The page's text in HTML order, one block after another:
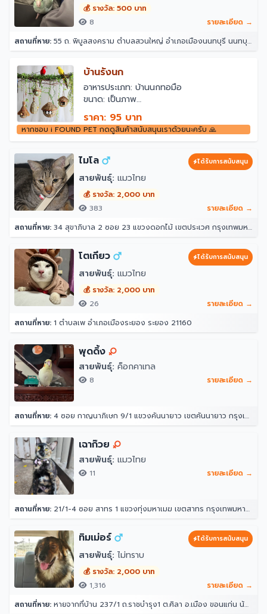
💰 รางวัล: 500 บาท
8
รายละเอียด →
สถานที่หาย: 55 ถ. พิบูลสงคราม ตำบลสวนใหญ่ อำเภอเมืองนนทบุรี นนทบุรี 11000
บ้านรังนก
อาหารประเภท: บ้านนกทอมือ
ขนาด: เป็นภาพ
สี: เป็นภาพ
คุณสมบัติ: น้ำหนักเบาและทนทาน
แพคเกจนกทอมือ: 1 ชิ้น * บ้านนกทอ
เป็นสถานที่ที่อบอุ่นที่พักพิงสำหรับนกจากลม
หนาวฝนหรือหิมะกัดเย็น
คุณสามารถแขวนรองเท้านกหญ้าเหล่านี้ได้มาก
เท่าที่คุณต้องการรอบระเบียงหรือสวนของคุณ
เพื่อให้เป็นที่พักพิงที่อบอุ่นสบายสำหรับเพื่อนขน
รังนกหญ้าธรรมชาติแขวนบ้านนกฮัมมิงเบิร์ดทอ
หญ้าสร้างสรรค์บ้านเพาะพันธุ์นกที่วางรังนก
ที่พักอาศัยอุปกรณ์เสริมสำหรับนก
ราคา: 95 บาท
หากชอบ i FOUND PET กดดูสินค้าสนับสนุนเราด้วยนะครับ 🙏
ไมโล ได้รับการสนับสนุน
สายพันธุ์: แมวไทย
💰 รางวัล: 2,000 บาท
383
รายละเอียด →
สถานที่หาย: 34 สุขาภิบาล 2 ซอย 23 แขวงดอกไม้ เขตประเวศ กรุงเทพมหานคร 10250
โตเกียว ได้รับการสนับสนุน
สายพันธุ์: แมวไทย
💰 รางวัล: 2,000 บาท
26
รายละเอียด →
สถานที่หาย: 1 ตำบลเพ อำเภอเมืองระยอง ระยอง 21160
พุดดิ้ง
สายพันธุ์: ค็อกคาเทล
8 รายละเอียด →
สถานที่หาย: 4 ซอย กาญนาภิเษก 9/1 แขวงคันนายาว เขตคันนายาว กรุงเทพมหานคร 10230
เฉาก๊วย
สายพันธุ์: แมวไทย
11 รายละเอียด →
สถานที่หาย: 21/1-4 ซอย สาทร 1 แขวงทุ่งมหาเมฆ เขตสาทร กรุงเทพมหานคร 10120
ทิมเม่อร์ ได้รับการสนับสนุน
สายพันธุ์: ไม่ทราบ
💰 รางวัล: 2,000 บาท
1,316
รายละเอียด →
สถานที่หาย: หายจากที่บ้าน 237/1 ถ.ราชบำรุง1 ต.ศิลา อ.เมือง ขอนแก่น น้องลอดรั้วบ้านออกไปตอนกลางคืนหลังเที่ยงคืนแล้วไม่ได้กลับเข้ามาอีก ตอนออกไปออกไป 3 ตัว แต่เช้ามาเจอกลับมาแค่ 2 ตัว น้องเคยหายไปแบบนี้ 3 วันเรากลับมา